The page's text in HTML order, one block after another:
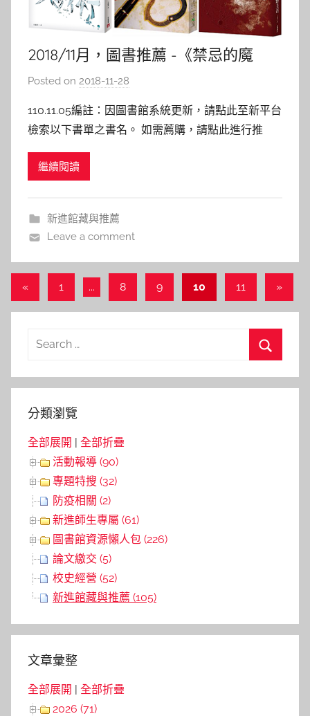
2018/11月，圖書推薦 -《禁忌的魔
術》
Posted on 2018-11-28
s
h
a
l
110.11.05編註：因圖書館系統更新，請點此至新平台
檢索以下書單之書名。 如需薦購，請點此進行推
薦。 禁忌的魔術 作者: 東野圭吾 譯者： 王蘊潔 出版
社：皇冠 出版日期：2018/07/30 內容介紹： 湯川
繼續閱讀
新進館藏與推薦
Leave a comment
文
章
«Previous
Posts
1 ... 8 9 10 11
Next
Posts
»
Search
分類瀏覽
全部展開 | 全部折疊
活動報導 (90)
專題特搜 (32)
防疫相關 (2)
新進師生專屬 (61)
圖書館資源懶人包 (226)
論文繳交 (5)
校史經營 (52)
新進館藏與推薦 (105)
文章彙整
全部展開 | 全部折疊
2026 (71)